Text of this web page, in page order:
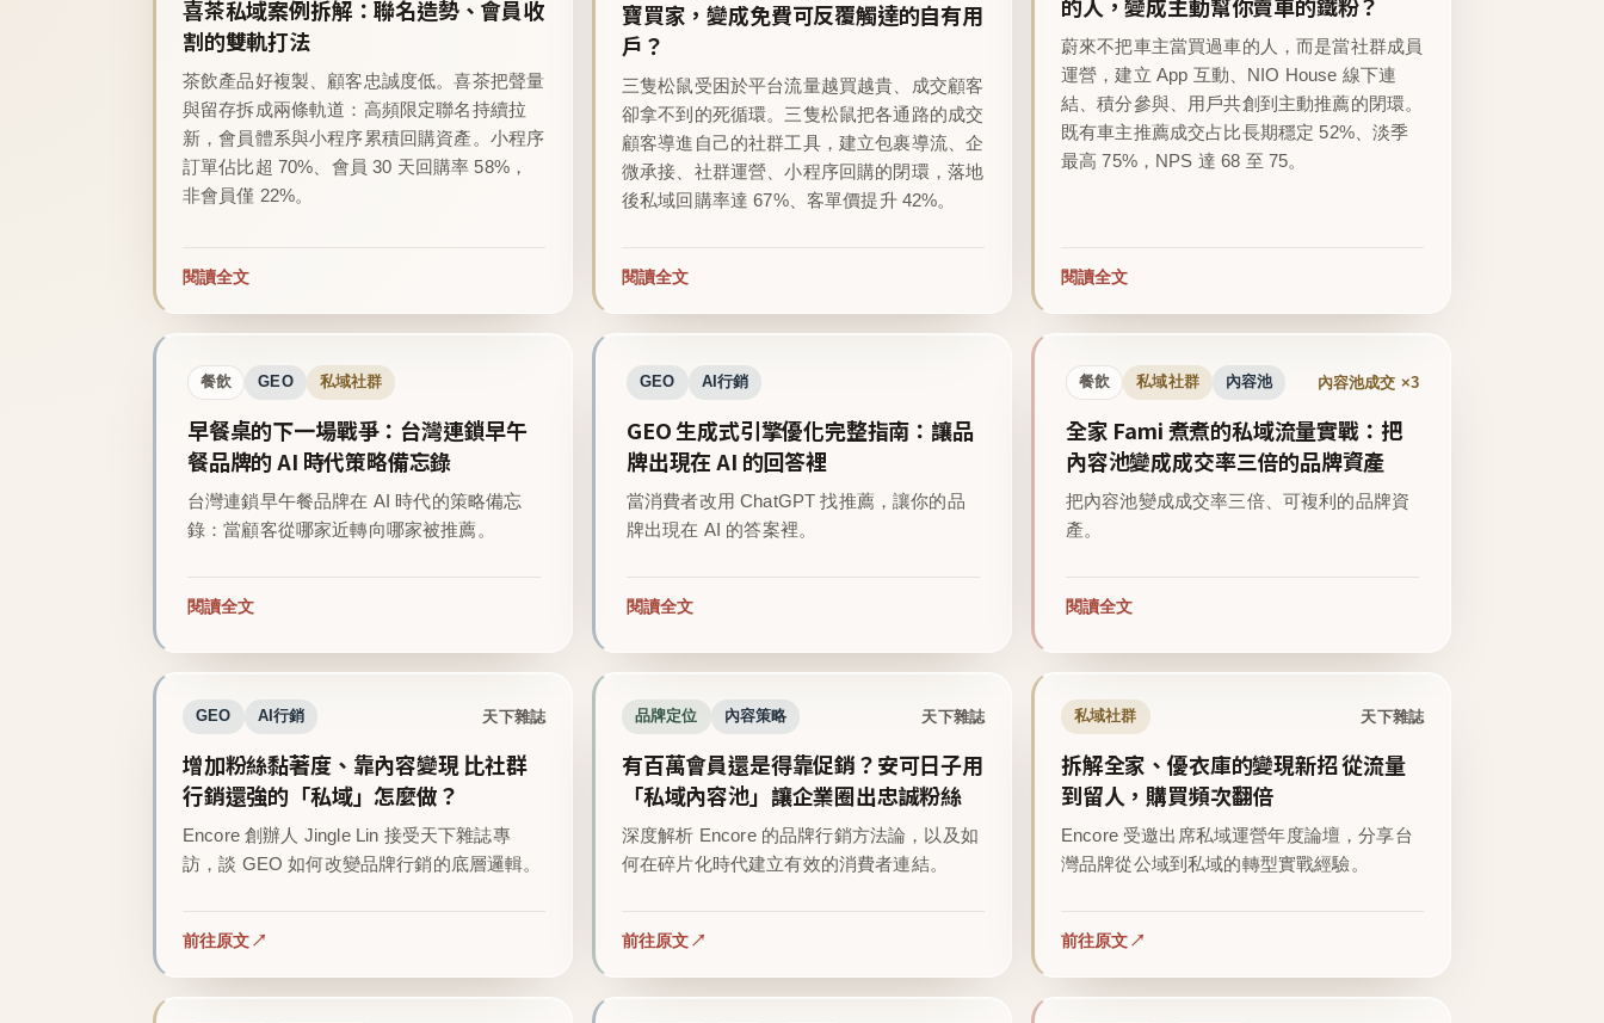
喜茶私域案例拆解：聯名造勢、會員收
割的雙軌打法
茶飲產品好複製、顧客忠誠度低。喜茶把聲量
與留存拆成兩條軌道：高頻限定聯名持續拉
新，會員體系與小程序累積回購資產。小程序
訂單佔比超 70%、會員 30 天回購率 58%，
非會員僅 22%。
閱讀全文
寶買家，變成免費可反覆觸達的自有用
戶？
三隻松鼠受困於平台流量越買越貴、成交顧客
卻拿不到的死循環。三隻松鼠把各通路的成交
顧客導進自己的社群工具，建立包裹導流、企
微承接、社群運營、小程序回購的閉環，落地
後私域回購率達 67%、客單價提升 42%。
閱讀全文
的人，變成主動幫你賣車的鐵粉？
蔚來不把車主當買過車的人，而是當社群成員
運營，建立 App 互動、NIO House 線下連
結、積分參與、用戶共創到主動推薦的閉環。
既有車主推薦成交占比長期穩定 52%、淡季
最高 75%，NPS 達 68 至 75。
閱讀全文
餐飲 GEO 私域社群
早餐桌的下一場戰爭：台灣連鎖早午
餐品牌的 AI 時代策略備忘錄
台灣連鎖早午餐品牌在 AI 時代的策略備忘
錄：當顧客從哪家近轉向哪家被推薦。
閱讀全文
GEO AI行銷
GEO 生成式引擎優化完整指南：讓品
牌出現在 AI 的回答裡
當消費者改用 ChatGPT 找推薦，讓你的品
牌出現在 AI 的答案裡。
閱讀全文
餐飲 私域社群 內容池 內容池成交 ×3
全家 Fami 煮煮的私域流量實戰：把
內容池變成成交率三倍的品牌資產
把內容池變成成交率三倍、可複利的品牌資
產。
閱讀全文
GEO AI行銷 天下雜誌
增加粉絲黏著度、靠內容變現 比社群
行銷還強的「私域」怎麼做？
Encore 創辦人 Jingle Lin 接受天下雜誌專
訪，談 GEO 如何改變品牌行銷的底層邏輯。
前往原文
品牌定位 內容策略 天下雜誌
有百萬會員還是得靠促銷？安可日子用
「私域內容池」讓企業圈出忠誠粉絲
深度解析 Encore 的品牌行銷方法論，以及如
何在碎片化時代建立有效的消費者連結。
前往原文
私域社群 天下雜誌
拆解全家、優衣庫的變現新招 從流量
到留人，購買頻次翻倍
Encore 受邀出席私域運營年度論壇，分享台
灣品牌從公域到私域的轉型實戰經驗。
前往原文